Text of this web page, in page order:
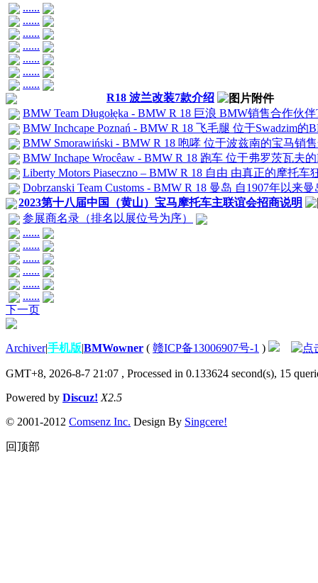
......
......
......
......
......
......
......
R18 波兰改装7款介绍
BMW Team Długołęka - BMW R 18 巨浪 BMW销售合作伙伴
BMW Inchcape Poznań - BMW R 18 飞毛腿 位于Swadzim
BMW Smorawiński - BMW R 18 咆哮 位于波兹南的宝马销
BMW Inchape Wrocêaw - BMW R 18 跑车 位于弗罗茨瓦夫
Liberty Motors Piaseczno – BMW R 18 自由 由真正的摩托车
Dobrzanski Team Customs - BMW R 18 曼岛 自1907年以来
2023第十八届中国（黄山）宝马摩托车主联谊会招商说明
参展商名录（排名以展位号为序）
......
......
......
......
......
......
下一页
Archiver|手机版|BMWowner ( 赣ICP备13006907号-1 )
GMT+8, 2026-8-7 21:07 , Processed in 0.133624 second(s), 15
Powered by Discuz! X2.5
© 2001-2012 Comsenz Inc. Design By Singcere!
回顶部